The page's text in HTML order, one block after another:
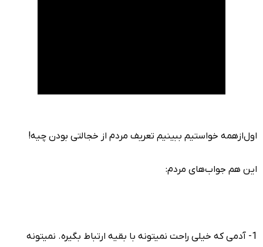
اول‌ازهمه خواستیم ببینیم تعریف مردم از خجالتی بودن چیه!
این هم جواب‌های مردم:
1- آدمی که خیلی راحت نمیتونه با بقیه ارتباط بگیره. نمیتونه